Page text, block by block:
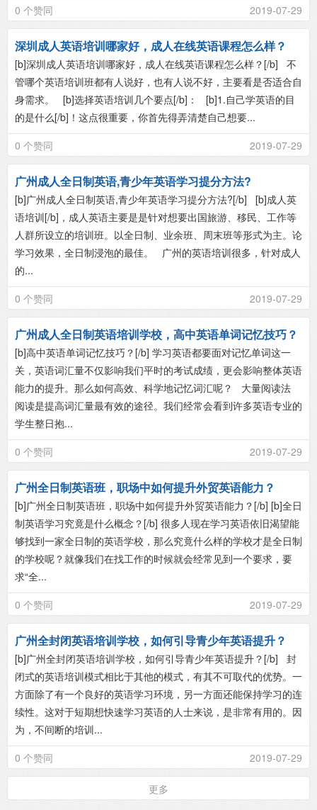
0 个赞同
2019-07-29
深圳成人英语培训哪家好，成人在线英语课程怎么样？
[b]深圳成人英语培训哪家好，成人在线英语课程怎么样？[/b] 不
管哪个英语培训班都有人说好，也有人说不好，主要看是否适合自
身需求。 [b]选择英语培训几个要点[/b]： [b]1.自己学英语的目
的是什么[/b]！这点很重要，你首先得弄清楚自己想要...
0 个赞同
2019-07-29
广州成人全日制英语,青少年英语学习提分方法?
[b]广州成人全日制英语,青少年英语学习提分方法?[/b] [b]成人英
语培训[/b]，成人英语主要是是针对想要出国旅游、移民、工作等
人群所设立的培训班。以全日制、业余班、周末班等形式为主。论
学习效果，全日制浸泡的最佳。 广州的英语培训很多，针对成人
的...
0 个赞同
2019-07-29
广州成人全日制英语培训学校，高中英语单词记忆技巧？
[b]高中英语单词记忆技巧？​[/b] 学习英语都要面对记忆单词这一
关，英语词汇量不仅影响我们平时的考试成绩，更会影响整体英语
能力的提升。那么如何高效、科学地记忆词汇呢？ 大量阅读法
阅读是提高词汇量最有效的途径。我们经常会看到许多英语专业的
学生整日抱...
0 个赞同
2019-07-29
广州全日制英语班，职场中如何提升外贸英语能力？
[b]广州全日制英语班，职场中如何提升外贸英语能力？[/b] [b]全日
制英语学习究竟是什么概念？[/b] 很多人现在学习英语依旧渴望能
够找到一家全日制的英语学校，那么究竟什么样的学校才是全日制
的学校呢？就像我们在找工作的时候就会经常见到一个要求，要
求“全...
0 个赞同
2019-07-29
广州全封闭英语培训学校，如何引导青少年英语提升？
[b]广州全封闭英语培训学校，如何引导青少年英语提升？[/b] 封
闭式的英语培训模式相比于其他的模式，有其不可取代的优势。一
方面除了有一个良好的英语学习环境，另一方面还能保持学习的连
续性。这对于短期想快速学习英语的人士来说，是非常有用的。因
为，不间断的培训...
0 个赞同
2019-07-29
更多